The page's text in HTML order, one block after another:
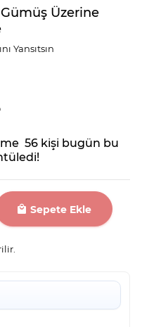
Üzerine
Yansıtsın
56 kişi bugün bu
Sepete Ekle